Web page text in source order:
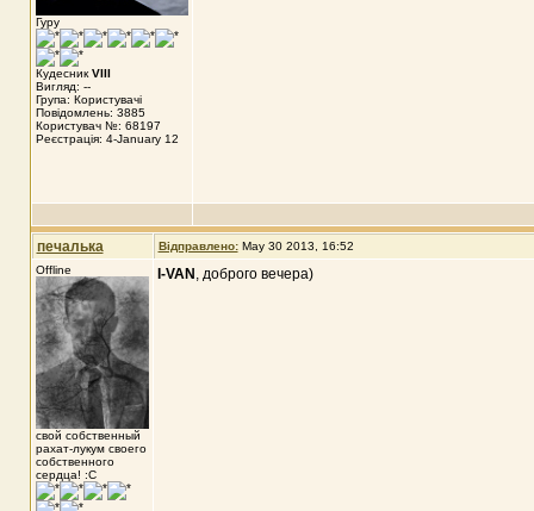
Гуру
Кудесник VIII
Вигляд: --
Група: Користувачі
Повідомлень: 3885
Користувач №: 68197
Реєстрація: 4-January 12
печалька Відправлено: May 30 2013, 16:52
Offline
свой собственный
рахат-лукум своего
собственного
сердца! :С
I-VAN , доброго вечера)